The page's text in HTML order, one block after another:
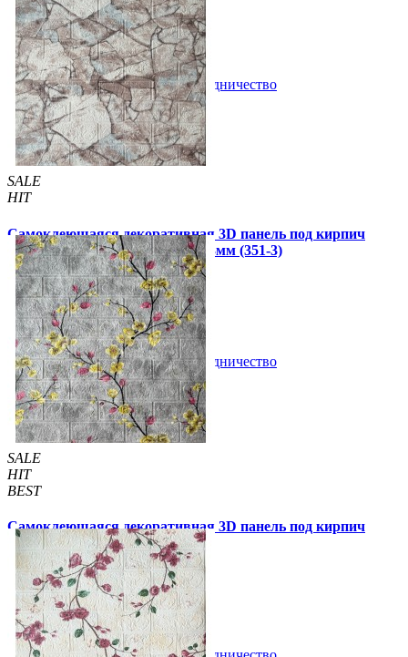
55 грн./шт 200 грн./шт
Купить В закладки Сотрудничество
SALE
HIT
Самоклеющаяся декоративная 3D панель под кирпич
королевский мрамор 700x770x3мм (351-3)
59 грн./шт 160 грн./шт
Купить В закладки Сотрудничество
SALE
HIT
BEST
Самоклеющаяся декоративная 3D панель под кирпич
магнолия 700x770x3мм (6233-3)
59 грн./шт 140 грн./шт